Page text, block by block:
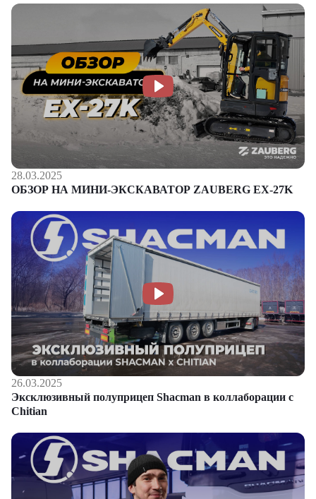
28.03.2025
ОБЗОР НА МИНИ-ЭКСКАВАТОР ZAUBERG EX-27K
26.03.2025
Эксклюзивный полуприцеп Shacman в коллаборации с
Chitian